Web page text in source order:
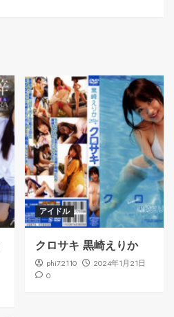
アイドル
クロサキ 黒崎えりか
phi72110
2024年1月21日
0